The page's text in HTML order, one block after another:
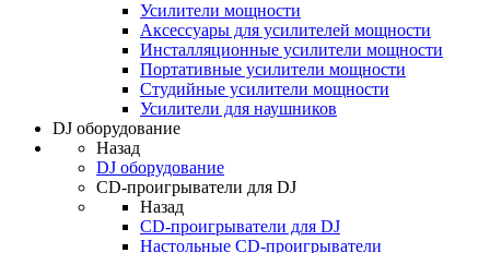
Усилители мощности
Аксессуары для усилителей мощности
Инсталляционные усилители мощности
Портативные усилители мощности
Студийные усилители мощности
Усилители для наушников
DJ оборудование
Назад
DJ оборудование
CD-проигрыватели для DJ
Назад
CD-проигрыватели для DJ
Настольные CD-проигрыватели